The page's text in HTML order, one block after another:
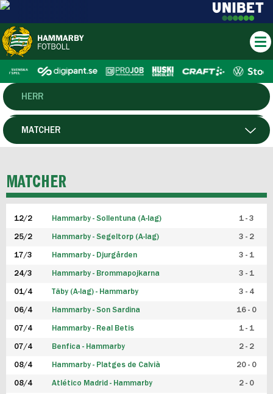
HERR
DAM
P19
F19
FUTSAL HERR
FUTSAL DAM
MATCHER
MATCHER
12/2 Hammarby - Sollentuna (A-lag) 1 - 3
25/2 Hammarby - Segeltorp (A-lag) 3 - 2
17/3 Hammarby - Djurgården 3 - 1
24/3 Hammarby - Brommapojkarna 3 - 1
01/4 Täby (A-lag) - Hammarby 3 - 4
06/4 Hammarby - Son Sardina 16 - 0
07/4 Hammarby - Real Betis 1 - 1
07/4 Benfica - Hammarby 2 - 2
08/4 Hammarby - Platges de Calvià 20 - 0
08/4 Atlético Madrid - Hammarby 2 - 0